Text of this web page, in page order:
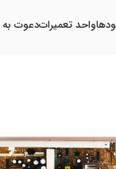
واحد تعمیراتدعوت